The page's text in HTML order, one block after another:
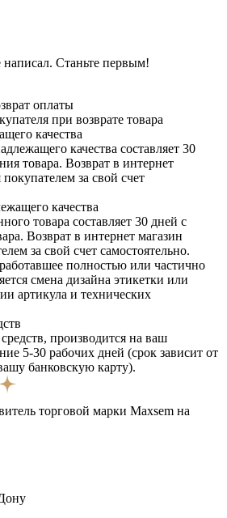
Станьте первым!
оплаты
при возврате товара
качества
качества составляет 30
товара. Возврат в интернет
за свой счет
качества
товара составляет 30 дней с
Возврат в интернет магазин
за свой счет самостоятельно.
полностью или частично
смена дизайна этикетки или
артикула и технических
производится на ваш
5-30 рабочих дней (срок зависит от
банковскую карту).
торговой марки Maxsem на